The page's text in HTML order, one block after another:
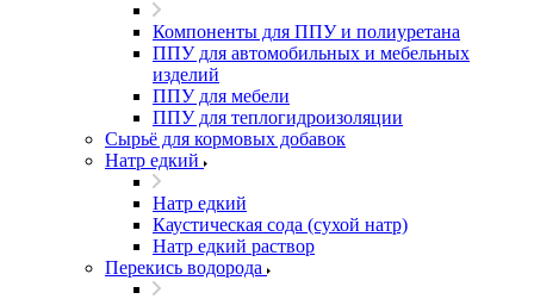
Компоненты для ППУ и полиуретана
ППУ для автомобильных и мебельных
изделий
ППУ для мебели
ППУ для теплогидроизоляции
Сырьё для кормовых добавок
Натр едкий
Натр едкий
Каустическая сода (сухой натр)
Натр едкий раствор
Перекись водорода